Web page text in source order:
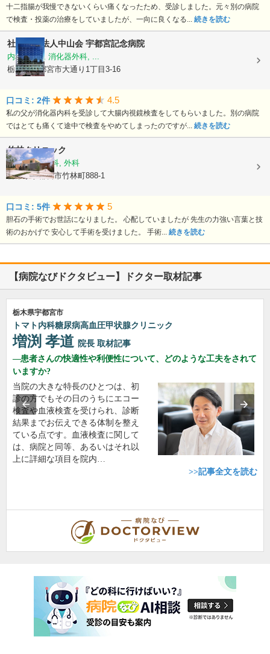
十二指腸が我慢できないくらい痛くなったため、受診しました。元々別の病院
で検査・投薬の治療をしていましたが、一向に良くなる... 続きを読む
社会医療法人中山会 宇都宮記念病院
内科, 外科, 消化器外科, ...
栃木県宇都宮市大通り1丁目3-16
口コミ: 2件 4.5
私の父が消化器内科を受診して大腸内視鏡検査をしてもらいました。別の病院
ではとても痛くて途中で検査をやめてしまったのですが... 続きを読む
竹林クリニック
胃腸科, 肛門科, 外科
栃木県宇都宮市竹林町888-1
口コミ: 5件 5
胆石の手術でお世話になりました。 心配していましたが 先生の力強い言葉と技
術のおかげで 安心して手術を受けました。 手術... 続きを読む
【病院なびドクタビュー】ドクター取材記事
栃木県宇都宮市
トマト内科糖尿病高血圧甲状腺クリニック
増渕 孝道 院長 取材記事
患者さんの快適性や利便性について、どのような工夫をされて
いますか?
当院の大きな特長のひとつは、初
診の方でもその日のうちにエコー
検査や血液検査を受けられ、診断
結果までお伝えできる体制を整え
ている点です。血液検査に関して
は、病院と同等、あるいはそれ以
上に詳細な項目を院内…
>>記事全文を読む